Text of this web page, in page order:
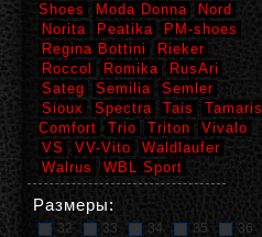
Shoes
Moda Donna
Nord
Norita
Peatika
PM-shoes
Regina Bottini
Rieker
Roccol
Romika
RusAri
Sateg
Semilia
Semler
Sioux
Spectra Tais
Tamaris
Comfort
Trio Triton
Vivalo
VS
VV-Vito
Waldlaufer
Walrus
WBL Sport
Размеры:
32 33 34 35
36